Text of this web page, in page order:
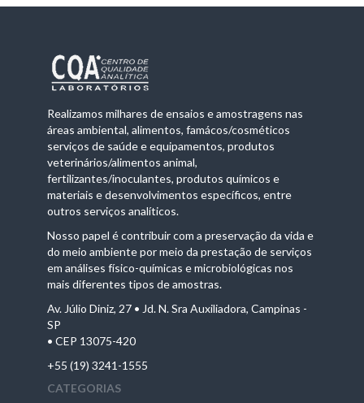
Realizamos milhares de ensaios e amostragens nas
áreas ambiental, alimentos, famácos/cosméticos
serviços de saúde e equipamentos, produtos
veterinários/alimentos animal,
fertilizantes/inoculantes, produtos químicos e
materiais e desenvolvimentos específicos, entre
outros serviços analíticos.
Nosso papel é contribuir com a preservação da vida e
do meio ambiente por meio da prestação de serviços
em análises físico-químicas e microbiológicas nos
mais diferentes tipos de amostras.
Av. Júlio Diniz, 27 • Jd. N. Sra Auxiliadora, Campinas -
SP
• CEP 13075-420
+55 (19) 3241-1555
CATEGORIAS